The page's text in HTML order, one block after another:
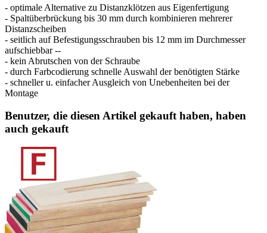
- optimale Alternative zu Distanzklötzen aus Eigenfertigung
- Spaltüberbrückung bis 30 mm durch kombinieren mehrerer
Distanzscheiben
- seitlich auf Befestigungsschrauben bis 12 mm im Durchmesser
aufschiebbar --
- kein Abrutschen von der Schraube
- durch Farbcodierung schnelle Auswahl der benötigten Stärke
- schneller u. einfacher Ausgleich von Unebenheiten bei der
Montage
Benutzer, die diesen Artikel gekauft haben, haben
auch gekauft